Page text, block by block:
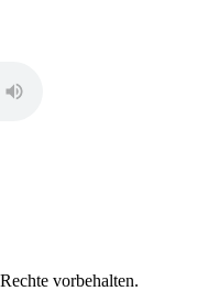
vorbehalten.